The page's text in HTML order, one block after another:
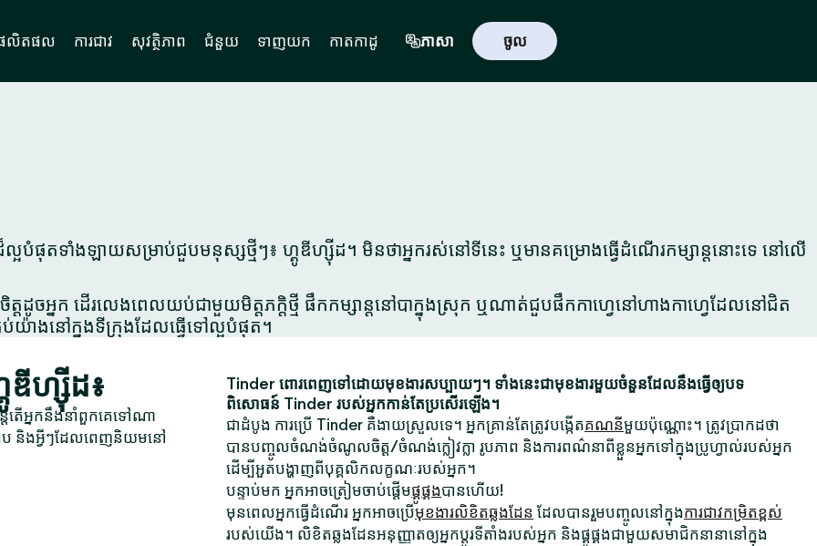
លិតផល ការជាវ សុវត្ថិភាព ជំនួយ ទាញយក កាតកាដូ ភាសា ចូល
ផុតទាំងឡាយសម្រាប់ជួបមនុស្សថ្មីៗ៖ ហ្គូឌីហ្ស៊ីដ។ មិនថាអ្នករស់នៅទីនេះ ឬមានគម្រោងធ្វើដំណើរកម្សាន្តនោះទេ នៅលើ
ចអ្នក ដើរលេងពេលយប់ជាមួយមិត្តភក្តិថ្មី ផឹកកម្សាន្តនៅបាក្នុងស្រុក ឬណាត់ជួបផឹកកាហ្វេនៅហាងកាហ្វេដែលនៅជិត
យ៉ាងនៅក្នុងទីក្រុងដែលធ្វើទៅល្អបំផុត។
ហ្ស៊ីដ៖
តើអ្នកនឹងនាំពួកគេទៅណា
ជួប និងអ្វីៗដែលពេញនិយមនៅ
Tinder ពោរពេញទៅដោយមុខងារសប្បាយៗ។ ទាំងនេះជាមុខងារមួយចំនួនដែលនឹងធ្វើឲ្យបទ
ពិសោធន៍ Tinder របស់អ្នកកាន់តែប្រសើរឡើង។
ជាដំបូង ការប្រើ Tinder គឺងាយស្រួលទេ។ អ្នកគ្រាន់តែត្រូវបង្កើតគណនីមួយប៉ុណ្ណោះ។ ត្រូវប្រាកដថា
បានបញ្ចូលចំណង់ចំណូលចិត្ត/ចំណង់ក្លៀវក្លា រូបភាព និងការពណ៌នាពីខ្លួនអ្នកទៅក្នុងប្រូហ្វាល់របស់អ្នក
ដើម្បីអួតបង្ហាញពីបុគ្គលិកលក្ខណៈរបស់អ្នក។
បន្ទាប់មក អ្នកអាចត្រៀមចាប់ផ្តើមផ្គូផ្គងបានហើយ!
មុនពេលអ្នកធ្វើដំណើរ អ្នកអាចប្រើមុខងារលិខិតឆ្លងដែន ដែលបានរួមបញ្ចូលនៅក្នុងការជាវកម្រិតខ្ពស់
របស់យើង។ លិខិតឆ្លងដែនអនុញ្ញាតឲ្យអ្នកប្តូរទីតាំងរបស់អ្នក និងផ្គូផ្គងជាមួយសមាជិកនានានៅក្នុង